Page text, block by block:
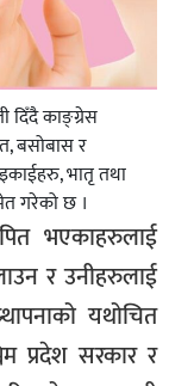
दिँदै काङ्ग्रेस
बसोबास र
भातृ तथा
गरेको छ ।
भएकाहरुलाई
र उनीहरुलाई
यथोचित
प्रदेश सरकार र